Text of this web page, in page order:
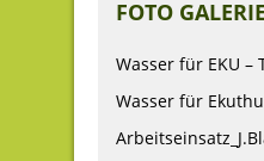
FOTO GALERIE
Wasser für EKU –
Wasser für